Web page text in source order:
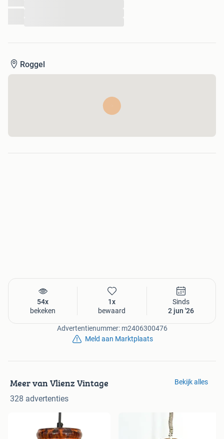
Roggel
54x
bekeken
1x
bewaard
Sinds
2 jun '26
Advertentienummer: m2406300476
Meld aan Marktplaats
Meer van Vlienz Vintage
328 advertenties
Bekijk alles